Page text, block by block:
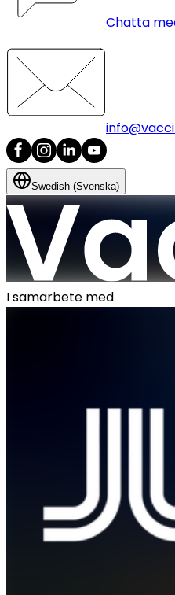
Chatta
Swedish (Svenska)
I samarbete med